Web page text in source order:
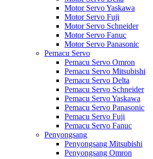
Motor Servo Yaskawa
Motor Servo Fuji
Motor Servo Schneider
Motor Servo Fanuc
Motor Servo Panasonic
Pemacu Servo
Pemacu Servo Omron
Pemacu Servo Mitsubishi
Pemacu Servo Delta
Pemacu Servo Schneider
Pemacu Servo Yaskawa
Pemacu Servo Panasonic
Pemacu Servo Fuji
Pemacu Servo Fanuc
Penyongsang
Penyongsang Mitsubishi
Penyongsang Omron